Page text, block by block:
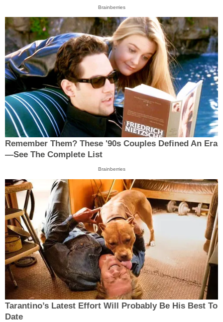
Brainberries
Remember Them? These '90s Couples Defined An Era
—See The Complete List
Brainberries
Tarantino’s Latest Effort Will Probably Be His Best To
Date